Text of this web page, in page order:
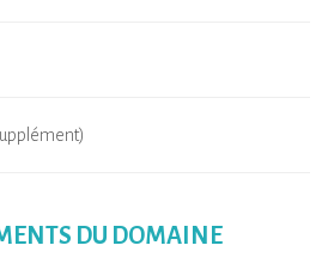
DU DOMAINE